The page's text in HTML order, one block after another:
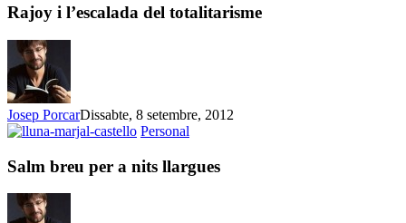
l’escalada
Rajoy i l’escalada del totalitarisme
Josep PorcarDissabte, 8 setembre, 2012
Personal
per
a
Salm breu per a nits llargues